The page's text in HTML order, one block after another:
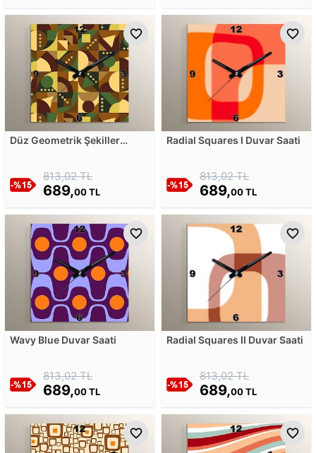
Düz Geometrik Şekiller
813,02 TL
689,00 TL
Radial Squares I Duvar Saati
813,02 TL
689,00 TL
Wavy Blue Duvar Saati
813,02 TL
689,00 TL
Radial Squares II Duvar Saati
813,02 TL
689,00 TL